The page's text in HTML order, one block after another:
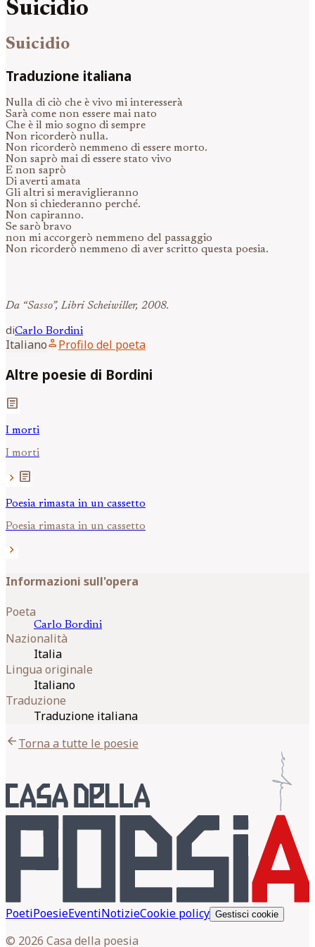
Suicidio
Suicidio
Traduzione italiana
Nulla di ciò che è vivo mi interesserà
Sarà come non essere mai nato
Che è il mio sogno di sempre
Non ricorderò nulla.
Non ricorderò nemmeno di essere morto.
Non saprò mai di essere stato vivo
E non saprò
Di averti amata
Gli altri si meraviglieranno
Non si chiederanno perché.
Non capiranno.
Se sarò bravo
non mi accorgerò nemmeno del passaggio
Non ricorderò nemmeno di aver scritto questa poesia.
Da “Sasso”, Libri Scheiwiller, 2008.
diCarlo Bordini
Italianoperson Profilo del poeta
Altre poesie di Bordini
article
I morti
I morti
chevron_right article
Poesia rimasta in un cassetto
Poesia rimasta in un cassetto
chevron_right
Informazioni sull'opera
Poeta
Carlo Bordini
Nazionalità
Italia
Lingua originale
Italiano
Traduzione
Traduzione italiana
arrow_backTorna a tutte le poesie
PoetiPoesieEventiNotizieCookie policy Gestisci cookie
© 2026 Casa della poesia